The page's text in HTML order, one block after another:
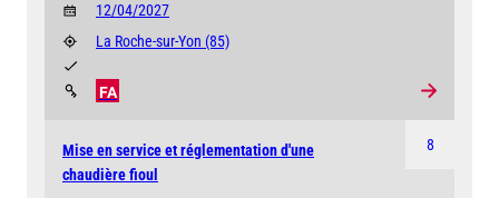
12/04/2027
La Roche-sur-Yon (85)
FA
8
Mise en service et réglementation d'une
chaudière fioul